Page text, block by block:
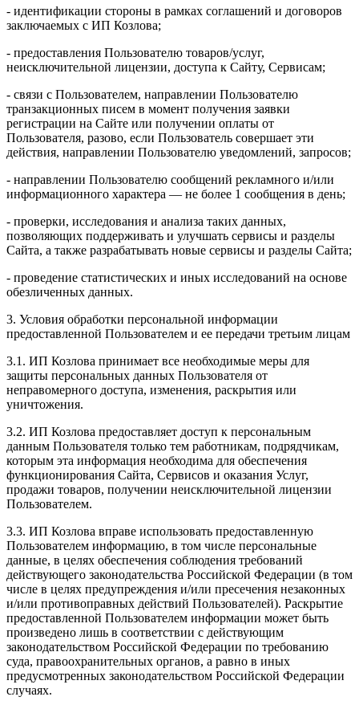
- идентификации стороны в рамках соглашений и договоров
заключаемых с ИП Козлова;
- предоставления Пользователю товаров/услуг,
неисключительной лицензии, доступа к Сайту, Сервисам;
- связи с Пользователем, направлении Пользователю
транзакционных писем в момент получения заявки
регистрации на Сайте или получении оплаты от
Пользователя, разово, если Пользователь совершает эти
действия, направлении Пользователю уведомлений, запросов;
- направлении Пользователю сообщений рекламного и/или
информационного характера — не более 1 сообщения в день;
- проверки, исследования и анализа таких данных,
позволяющих поддерживать и улучшать сервисы и разделы
Сайта, а также разрабатывать новые сервисы и разделы Сайта;
- проведение статистических и иных исследований на основе
обезличенных данных.
3. Условия обработки персональной информации
предоставленной Пользователем и ее передачи третьим лицам
3.1. ИП Козлова принимает все необходимые меры для
защиты персональных данных Пользователя от
неправомерного доступа, изменения, раскрытия или
уничтожения.
3.2. ИП Козлова предоставляет доступ к персональным
данным Пользователя только тем работникам, подрядчикам,
которым эта информация необходима для обеспечения
функционирования Сайта, Сервисов и оказания Услуг,
продажи товаров, получении неисключительной лицензии
Пользователем.
3.3. ИП Козлова вправе использовать предоставленную
Пользователем информацию, в том числе персональные
данные, в целях обеспечения соблюдения требований
действующего законодательства Российской Федерации (в том
числе в целях предупреждения и/или пресечения незаконных
и/или противоправных действий Пользователей). Раскрытие
предоставленной Пользователем информации может быть
произведено лишь в соответствии с действующим
законодательством Российской Федерации по требованию
суда, правоохранительных органов, а равно в иных
предусмотренных законодательством Российской Федерации
случаях.